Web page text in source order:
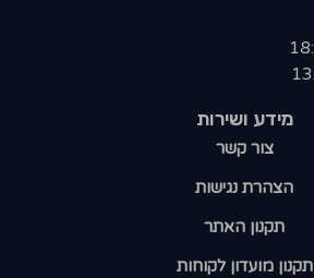
מידע ושירות
צור קשר
הצהרת נגישות
תקנון האתר
תקנון מועדון לקוחות